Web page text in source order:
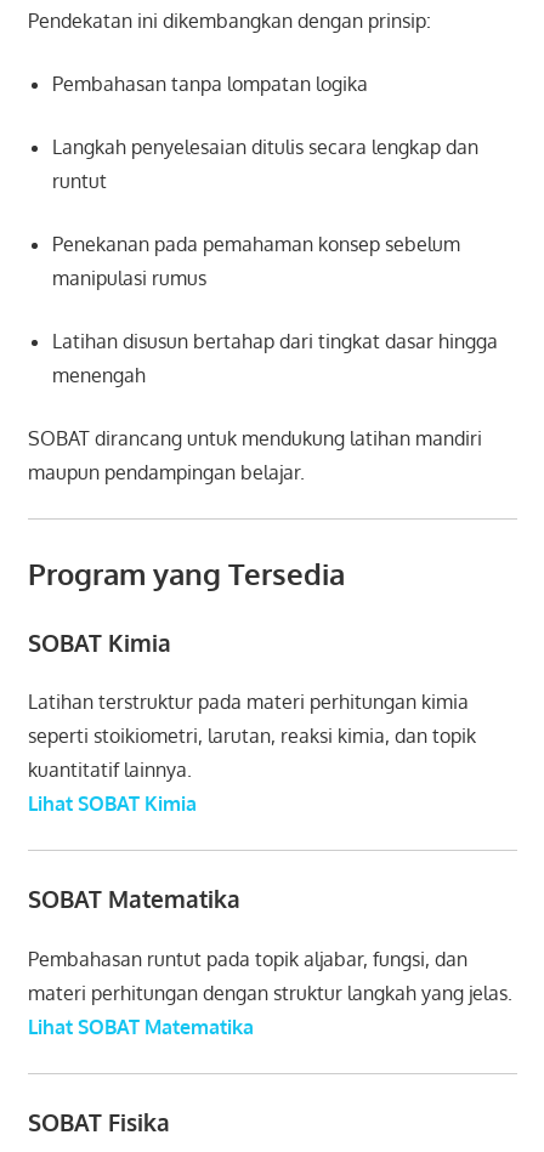
Pendekatan ini dikembangkan dengan prinsip:
Pembahasan tanpa lompatan logika
Langkah penyelesaian ditulis secara lengkap dan
runtut
Penekanan pada pemahaman konsep sebelum
manipulasi rumus
Latihan disusun bertahap dari tingkat dasar hingga
menengah
SOBAT dirancang untuk mendukung latihan mandiri
maupun pendampingan belajar.
Program yang Tersedia
SOBAT Kimia
Latihan terstruktur pada materi perhitungan kimia
seperti stoikiometri, larutan, reaksi kimia, dan topik
kuantitatif lainnya.
Lihat SOBAT Kimia
SOBAT Matematika
Pembahasan runtut pada topik aljabar, fungsi, dan
materi perhitungan dengan struktur langkah yang jelas.
Lihat SOBAT Matematika
SOBAT Fisika